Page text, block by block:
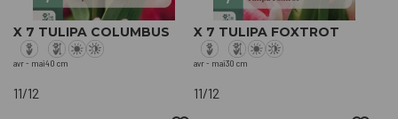
X 7 TULIPA COLUMBUS
avr - mai40 cm
11/12
X 7 TULIPA FOXTROT
avr - mai30 cm
11/12